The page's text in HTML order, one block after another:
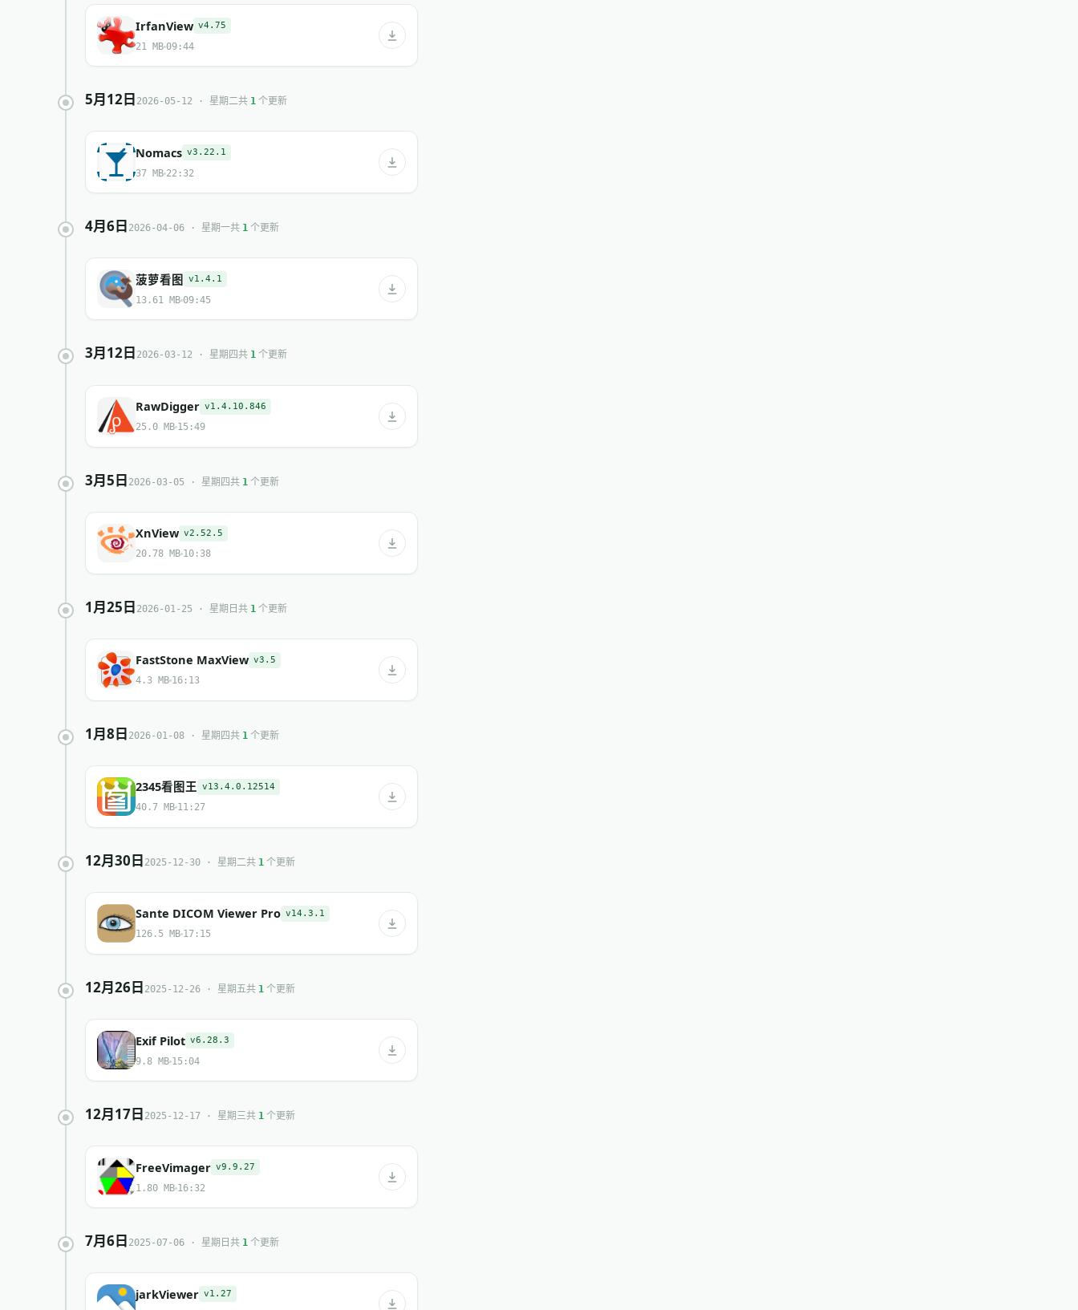
IrfanView v4.75
21 MB 09:44
5月12日 2026-05-12 · 星期二共 1 个更新
Nomacs v3.22.1
37 MB 22:32
4月6日 2026-04-06 · 星期一共 1 个更新
菠萝看图 v1.4.1
13.61 MB 09:45
3月12日 2026-03-12 · 星期四共 1 个更新
RawDigger v1.4.10.846
25.0 MB 15:49
3月5日 2026-03-05 · 星期四共 1 个更新
XnView v2.52.5
20.78 MB 10:38
1月25日 2026-01-25 · 星期日 共 1 个更新
FastStone MaxView v3.5
4.3 MB 16:13
1月8日 2026-01-08 · 星期四共 1 个更新
2345看图王 v13.4.0.12514
40.7 MB 11:27
12月30日 2025-12-30 · 星期二共 1 个更新
Sante DICOM Viewer Pro v14.3.1
126.5 MB 17:15
12月26日 2025-12-26 · 星期五共 1 个更新
Exif Pilot v6.28.3
9.8 MB 15:04
12月17日 2025-12-17 · 星期三共 1 个更新
FreeVimager v9.9.27
1.80 MB 16:32
7月6日 2025-07-06 · 星期日 共 1 个更新
jarkViewer v1.27